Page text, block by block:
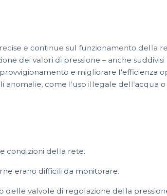
e continue sul funzionamento della
dei valori di pressione – anche
e migliorare l'efficienza
come l'uso illegale dell'acqua
condizioni della rete.
erano difficili da monitorare.
valvole di regolazione della